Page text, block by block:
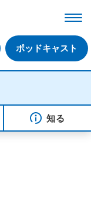
ポッドキャスト
知る